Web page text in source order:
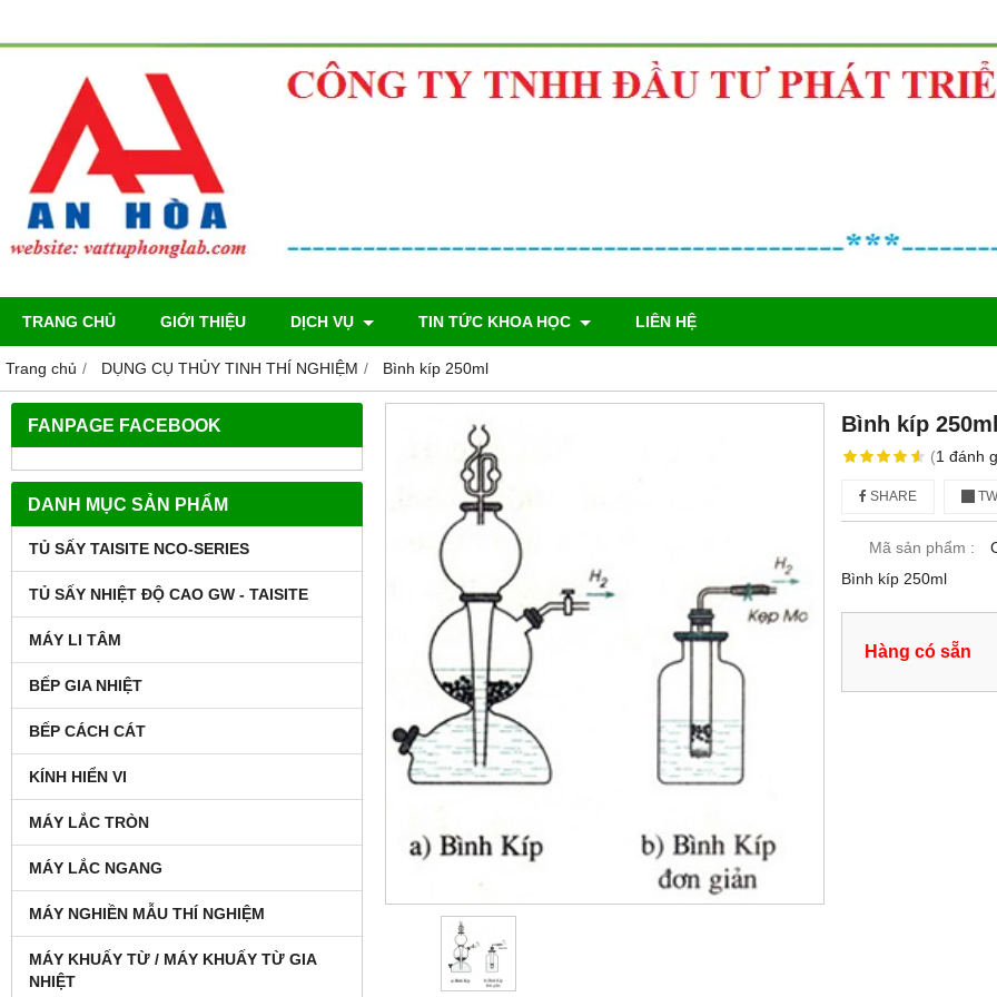
TRANG CHỦ GIỚI THIỆU DỊCH VỤ TIN TỨC KHOA HỌC LIÊN HỆ
Trang chủ DỤNG CỤ THỦY TINH THÍ NGHIỆM Bình kíp 250ml
FANPAGE FACEBOOK
DANH MỤC SẢN PHẨM
TỦ SẤY TAISITE NCO-SERIES
TỦ SẤY NHIỆT ĐỘ CAO GW - TAISITE
MÁY LI TÂM
BẾP GIA NHIỆT
BẾP CÁCH CÁT
KÍNH HIỂN VI
MÁY LẮC TRÒN
MÁY LẮC NGANG
MÁY NGHIỀN MẪU THÍ NGHIỆM
MÁY KHUẤY TỪ / MÁY KHUẤY TỪ GIA
NHIỆT
Bình kíp 250ml
(1đánh
SHARE
Mã sản phẩm :
Bình kíp 250ml
Hàng có sẵn